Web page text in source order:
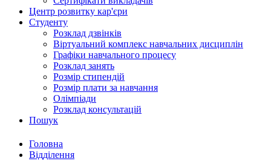
Центр розвитку кар'єри
Студенту
Розклад дзвінків
Віртуальний комплекс навчальних дисциплін
Графіки навчального процесу
Розклад занять
Розмір стипендій
Розмір плати за навчання
Олімпіади
Розклад консультацій
Пошук
Головна
Відділення